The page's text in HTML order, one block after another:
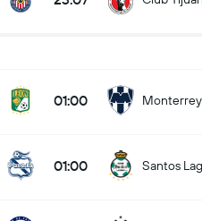
01:00 Monterrey
01:00 Santos